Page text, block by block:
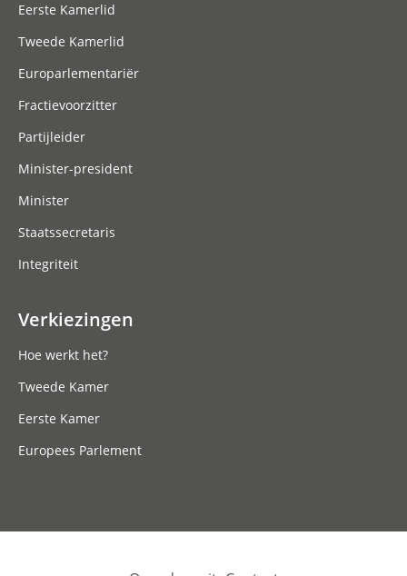
Eerste Kamerlid
Tweede Kamerlid
Europarlementariër
Fractievoorzitter
Partijleider
Minister-president
Minister
Staatssecretaris
Integriteit
Verkiezingen
Hoe werkt het?
Tweede Kamer
Eerste Kamer
Europees Parlement